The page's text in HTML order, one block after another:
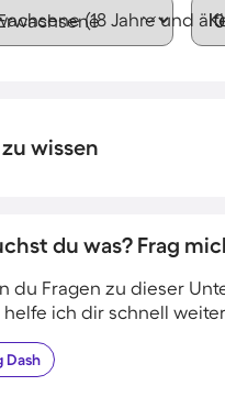
(18 Jahre und
wissen
du was? Frag
du Fragen zu dieser
helfe ich dir schnell weiter.
Dash